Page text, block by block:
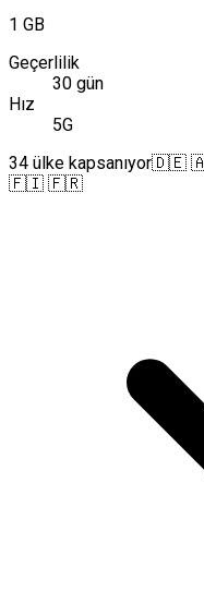
1 GB
Geçerlilik
30 gün
Hız
5G
34 ülke kapsanıyor🇩🇪
🇫🇮 🇫🇷